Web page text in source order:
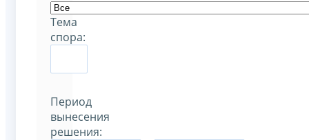
Тема
спора:
Период
вынесения
решения: